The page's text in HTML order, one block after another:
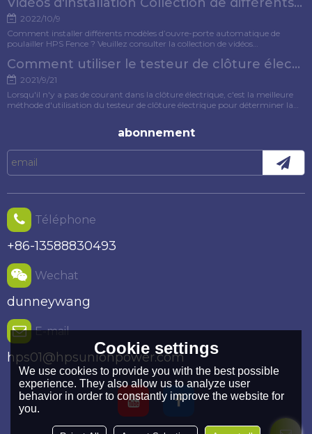
2022/10/9
Comment installer différents modèles d’ouvre-porte automatique de
poulailler HPS Fence ? Veuillez consulter la collection de vidéos
Comment utiliser le testeur de clôture électrique ?
2021/9/21
Lorsqu'il n'y a pas de courant dans la clôture électrique, c'est la meilleure
méthode d'utilisation du testeur de clôture électrique pour déterminer la
abonnement
Téléphone
+86-13588830493
Wechat
dunneywang
E-mail
hps01@hpsunionpower.com
Cookie settings
We use cookies to provide you with the best possible
experience. They also allow us to analyze user
behavior in order to constantly improve the website for
you.